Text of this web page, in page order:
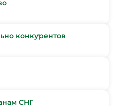
конкурентов
СНГ